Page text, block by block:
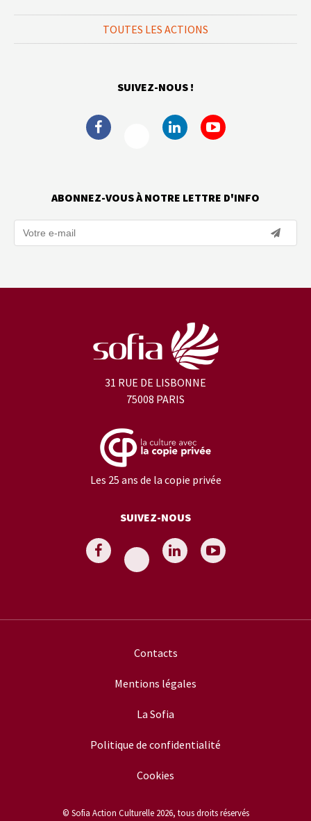
TOUTES LES ACTIONS
SUIVEZ-NOUS !
ABONNEZ-VOUS À NOTRE LETTRE D'INFO
31 RUE DE LISBONNE
75008 PARIS
Les 25 ans de la copie privée
SUIVEZ-NOUS
Contacts
Mentions légales
La Sofia
Politique de confidentialité
Cookies
© Sofia Action Culturelle 2026, tous droits réservés